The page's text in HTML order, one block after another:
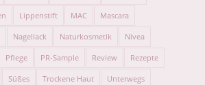
Lippenstift MAC Mascara
Nagellack Naturkosmetik Nivea
Pflege PR-Sample Review Rezepte
Süßes Trockene Haut Unterwegs